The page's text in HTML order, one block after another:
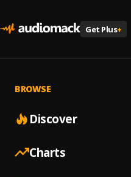
Get Plus+
BROWSE
Discover
Charts